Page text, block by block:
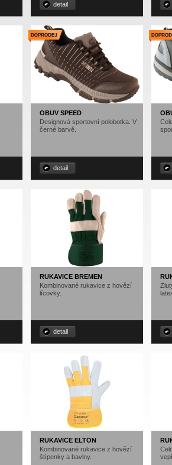
detail
OBUV SPEED
Designová sportovní polobotka. V
černé barvě.
detail
RUKAVICE BREMEN
Kombinované rukavice z hovězí
lícovky.
detail
RUKAVICE ELTON
Kombinované rukavice z hovězí
štípenky a bavlny.